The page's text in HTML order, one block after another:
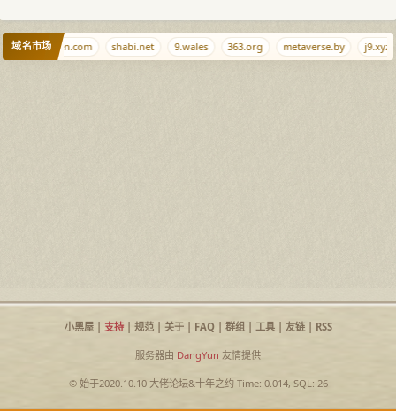
域名市场 shabi.net 9.wales 363.org metaverse.by j9.xyz
小黑屋| 支持| 规范| 关于| FAQ| 群组| 工具| 友链| RSS
服务器由 DangYun 友情提供
© 始于2020.10.10 大佬论坛&十年之约Time: 0.014, SQL: 26